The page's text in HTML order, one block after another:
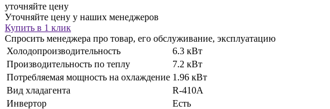
уточняйте цену
Уточняйте цену у наших менеджеров
Купить в 1 клик
Спросить менеджера про товар, его обслуживание, эксплуатацию
Холодопроизводительность
6.3 кВт
Производительность по теплу
7.2 кВт
Потребляемая мощность на охлаждение 1.96 кВт
Вид хладагента
R-410A
Инвертор
Eсть